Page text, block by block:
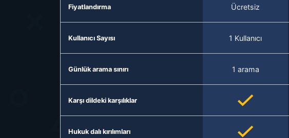
Fiyatlandırma Ücretsiz
Kullanıcı Sayısı 1 Kullanıcı
Günlük arama sınırı 1 arama
Karşı dildeki karşılıklar
Hukuk dalı kırılımları